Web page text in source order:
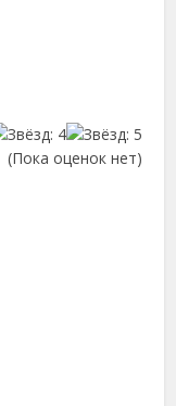
(Пока оценок нет)